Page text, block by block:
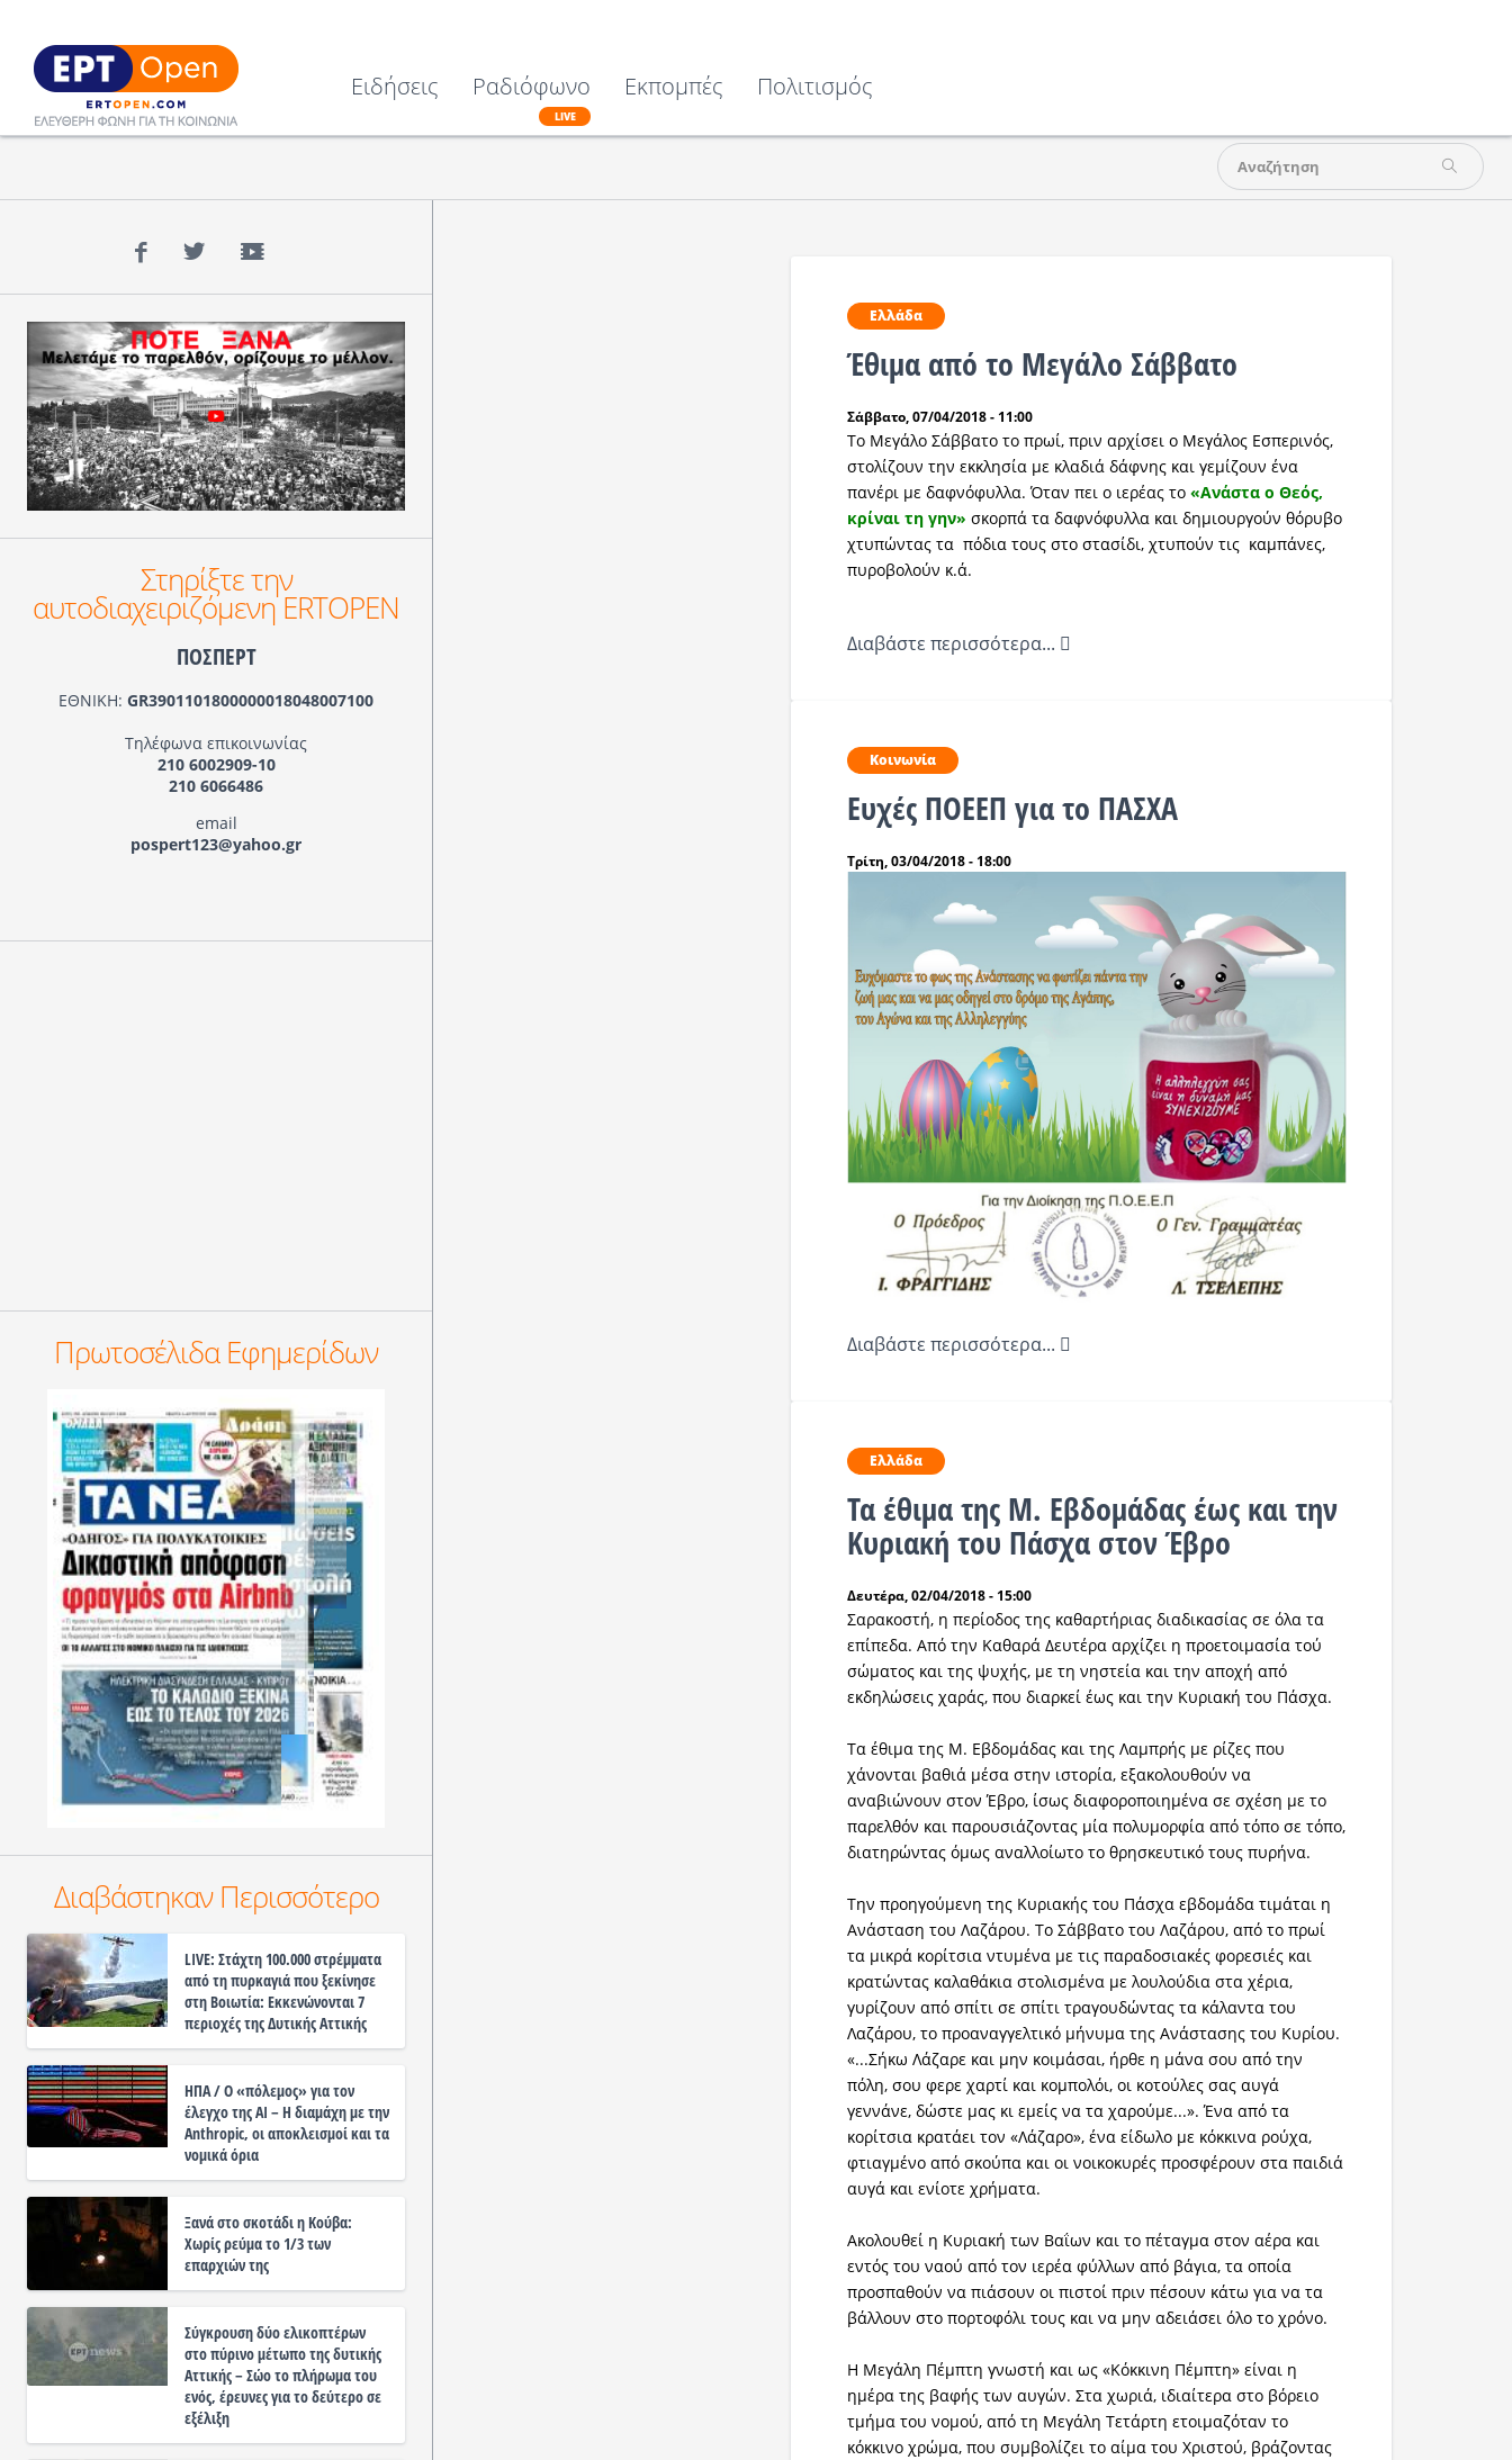
Ειδήσεις Ραδιόφωνο
LIVE
Εκπομπές Πολιτισμός
Ελλάδα
Έθιμα από το Μεγάλο Σάββατο
Σάββατο, 07/04/2018 - 11:00
Το Μεγάλο Σάββατο το πρωί, πριν αρχίσει ο Μεγάλος Εσπερινός,
στολίζουν την εκκλησία με κλαδιά δάφνης και γεμίζουν ένα
πανέρι με δαφνόφυλλα. Όταν πει ο ιερέας το «Ανάστα ο Θεός,
κρίναι τη γην» σκορπά τα δαφνόφυλλα και δημιουργούν θόρυβο
χτυπώντας τα πόδια τους στο στασίδι, χτυπούν τις καμπάνες,
πυροβολούν κ.ά.
Διαβάστε περισσότερα...
Κοινωνία
Ευχές ΠΟΕΕΠ για το ΠΑΣΧΑ
Τρίτη, 03/04/2018 - 18:00
Διαβάστε περισσότερα...
Ελλάδα
Τα έθιμα της Μ. Εβδομάδας έως και την
Κυριακή του Πάσχα στον Έβρο
Δευτέρα, 02/04/2018 - 15:00
Σαρακοστή, η περίοδος της καθαρτήριας διαδικασίας σε όλα τα
επίπεδα. Από την Καθαρά Δευτέρα αρχίζει η προετοιμασία τού
σώματος και της ψυχής, με τη νηστεία και την αποχή από
εκδηλώσεις χαράς, που διαρκεί έως και την Κυριακή του Πάσχα.
Τα έθιμα της Μ. Εβδομάδας και της Λαμπρής με ρίζες που
χάνονται βαθιά μέσα στην ιστορία, εξακολουθούν να
αναβιώνουν στον Έβρο, ίσως διαφοροποιημένα σε σχέση με το
παρελθόν και παρουσιάζοντας μία πολυμορφία από τόπο σε τόπο,
διατηρώντας όμως αναλλοίωτο το θρησκευτικό τους πυρήνα.
Την προηγούμενη της Κυριακής του Πάσχα εβδομάδα τιμάται η
Ανάσταση του Λαζάρου. Το Σάββατο του Λαζάρου, από το πρωί
τα μικρά κορίτσια ντυμένα με τις παραδοσιακές φορεσιές και
κρατώντας καλαθάκια στολισμένα με λουλούδια στα χέρια,
γυρίζουν από σπίτι σε σπίτι τραγουδώντας τα κάλαντα του
Λαζάρου, το προαναγγελτικό μήνυμα της Ανάστασης του Κυρίου.
«...Σήκω Λάζαρε και μην κοιμάσαι, ήρθε η μάνα σου από την
πόλη, σου φερε χαρτί και κομπολόι, οι κοτούλες σας αυγά
γεννάνε, δώστε μας κι εμείς να τα χαρούμε...». Ένα από τα
κορίτσια κρατάει τον «Λάζαρο», ένα είδωλο με κόκκινα ρούχα,
φτιαγμένο από σκούπα και οι νοικοκυρές προσφέρουν στα παιδιά
αυγά και ενίοτε χρήματα.
Ακολουθεί η Κυριακή των Βαΐων και το πέταγμα στον αέρα και
εντός του ναού από τον ιερέα φύλλων από βάγια, τα οποία
προσπαθούν να πιάσουν οι πιστοί πριν πέσουν κάτω για να τα
βάλλουν στο πορτοφόλι τους και να μην αδειάσει όλο το χρόνο.
Η Μεγάλη Πέμπτη γνωστή και ως «Κόκκινη Πέμπτη» είναι η
ημέρα της βαφής των αυγών. Στα χωριά, ιδιαίτερα στο βόρειο
τμήμα του νομού, από τη Μεγάλη Τετάρτη ετοιμαζόταν το
κόκκινο χρώμα, που συμβολίζει το αίμα του Χριστού, βράζοντας
Facebook
TwitterYouTube
Στηρίξτε την
αυτοδιαχειριζόμενη ERTOPEN
ΠΟΣΠΕΡΤ
ΕΘΝΙΚΗ: GR3901101800000018048007100
Τηλέφωνα επικοινωνίας
210 6002909-10
210 6066486
email
pospert123@yahoo.gr
Πρωτοσέλιδα Εφημερίδων
Διαβάστηκαν Περισσότερο
LIVE: Στάχτη 100.000 στρέμματα
από τη πυρκαγιά που ξεκίνησε
στη Βοιωτία: Εκκενώνονται 7
περιοχές της Δυτικής Αττικής
ΗΠΑ / Ο «πόλεμος» για τον
έλεγχο της ΑΙ – Η διαμάχη με την
Anthropic, οι αποκλεισμοί και τα
νομικά όρια
Ξανά στο σκοτάδι η Κούβα:
Χωρίς ρεύμα το 1/3 των
επαρχιών της
Σύγκρουση δύο ελικοπτέρων
στο πύρινο μέτωπο της δυτικής
Αττικής – Σώο το πλήρωμα του
ενός, έρευνες για το δεύτερο σε
εξέλιξη